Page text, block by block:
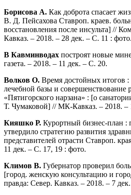
Борисова А. Как доброта спасает
В. Д. Пейсахова Ставроп. краев.
восстановления после инсульта] //
Кавказ. – 2018. – 28 дек. – С. 11 : фото.
В Кавминводах построят новые
газета. – 2018. – 11 дек. – С. 20.
Волков О. Время достойных итогов :
лечебной базы и совершенствование
«Пятигорского нарзана» : [о
Т. Чумаковой] // МК-Кавказ. – 2018. –
Кияшко Р. Курортный бизнес-план :
утвердило стратегию развития
представителей отрасти Ставроп.
11 дек. – С. 17, 19 : фото.
Климов В. Губернатор проверил
[город. женскую консультацию и
правда: Север. Кавказ. – 2018. – 7